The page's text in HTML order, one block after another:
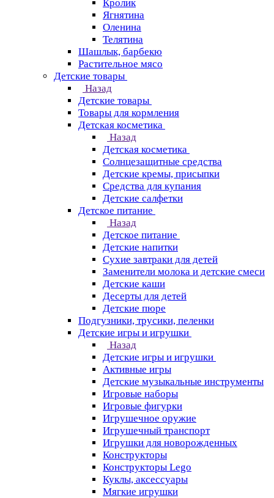
Кролик
Ягнятина
Оленина
Телятина
Шашлык, барбекю
Растительное мясо
Детские товары
Назад
Детские товары
Товары для кормления
Детская косметика
Назад
Детская косметика
Солнцезащитные средства
Детские кремы, присыпки
Средства для купания
Детские салфетки
Детское питание
Назад
Детское питание
Детские напитки
Сухие завтраки для детей
Заменители молока и детские смеси
Детские каши
Десерты для детей
Детские пюре
Подгузники, трусики, пеленки
Детские игры и игрушки
Назад
Детские игры и игрушки
Активные игры
Детские музыкальные инструменты
Игровые наборы
Игровые фигурки
Игрушечное оружие
Игрушечный транспорт
Игрушки для новорожденных
Конструкторы
Конструкторы Lego
Куклы, аксессуары
Мягкие игрушки